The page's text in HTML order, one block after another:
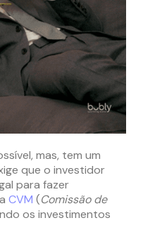
mas, tem um
que o investidor
para fazer
CVM (Comissão de
os investimentos